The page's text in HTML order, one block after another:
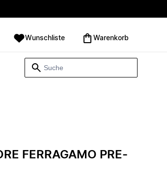
Wunschliste Warenkorb
FERRAGAMO PRE-